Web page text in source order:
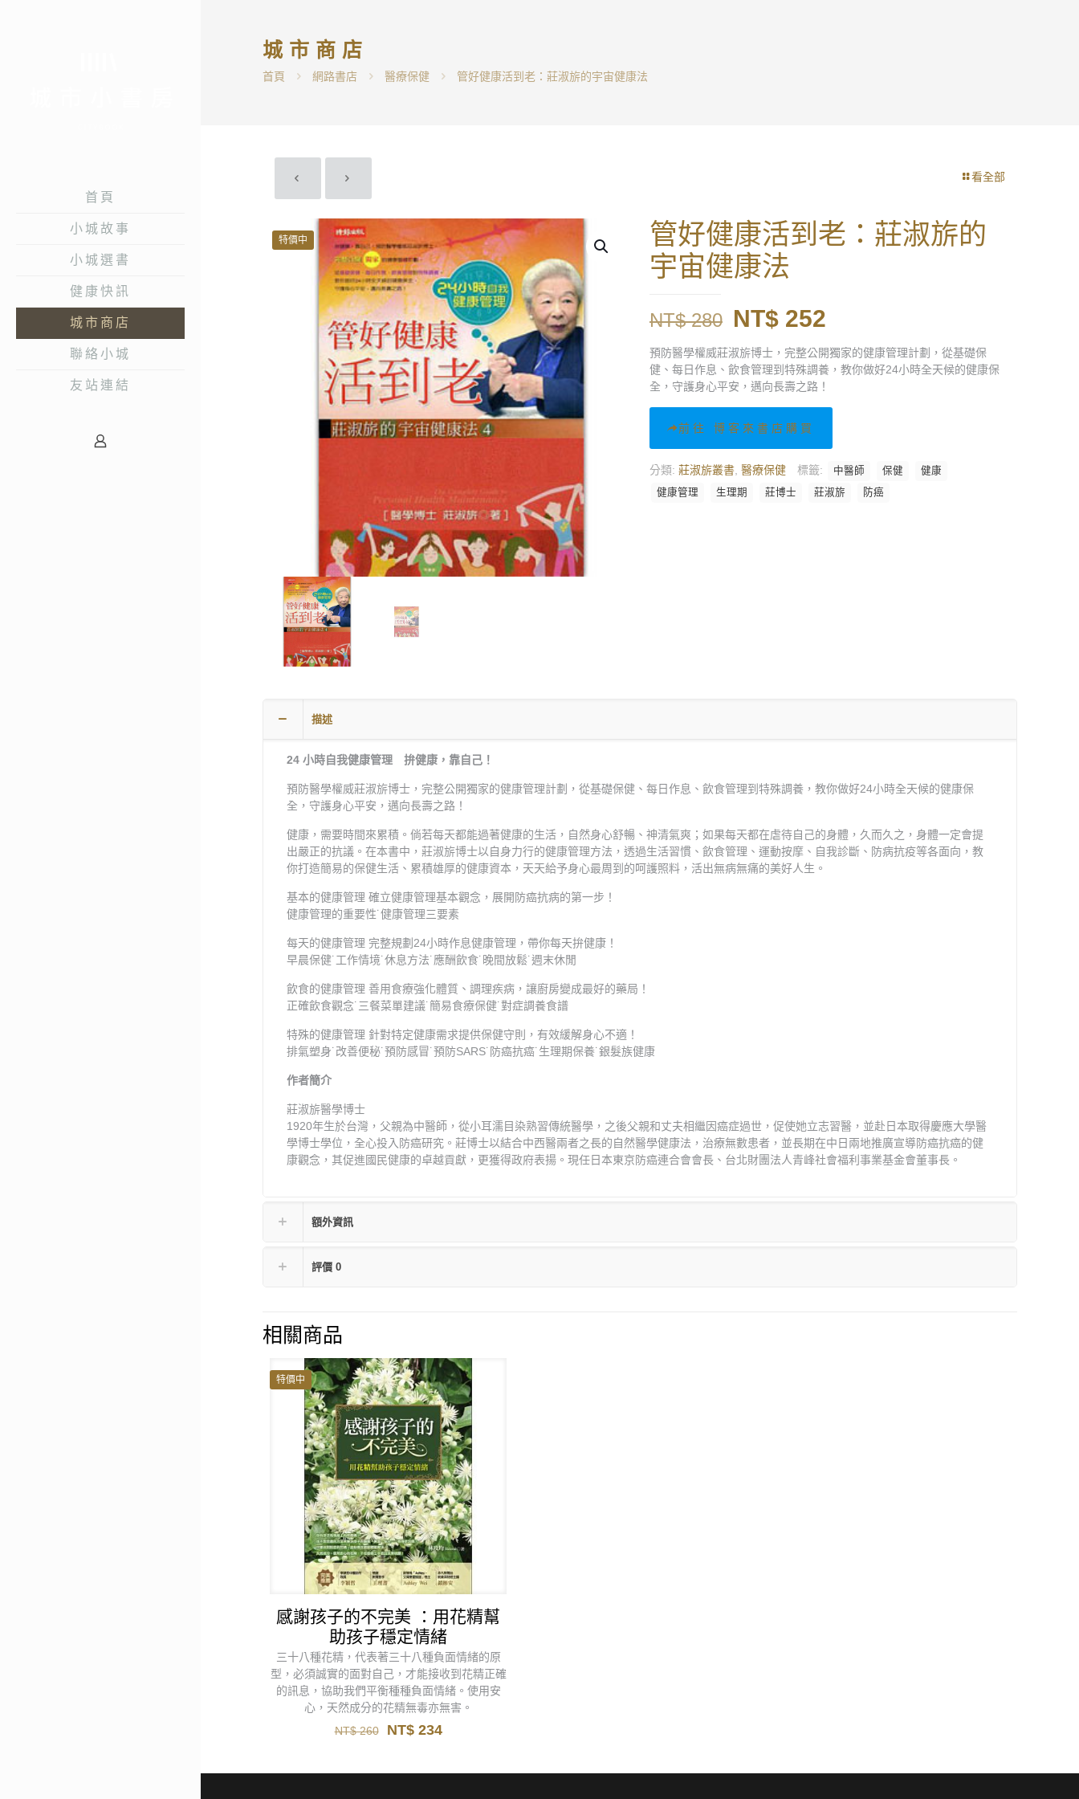
首頁
小城故事
小城選書
健康快訊
城市商店
聯絡小城
友站連結
城市商店
首頁 網路書店 醫療保健 管好健康活到老：莊淑旂的宇宙健康法
看全部
特價中
管好健康活到老：莊淑旂的
宇宙健康法
NT$280 原
始
價
格：
NT$ 280。
NT$ 252
前
價
NT$ 252。
預防醫學權威莊淑旂博士，完整公開獨家的健康管理計劃，從基礎保
健、每日作息、飲食管理到特殊調養，教你做好24小時全天候的健康保
全，守護身心平安，邁向長壽之路！
前往 博客來書店購買
分類: 莊淑旂叢書 醫療保健 標籤: 中醫師 保健
健康
健康管理
生理期 莊博士 莊淑旂 防癌
描述
24 小時自我健康管理 拚健康，靠自己！
預防醫學權威莊淑旂博士，完整公開獨家的健康管理計劃，從基礎保健、每日作息、飲食管理到特殊調養，教你做好24小時全天候的健康保
全，守護身心平安，邁向長壽之路！
健康，需要時間來累積。倘若每天都能過著健康的生活，自然身心舒暢、神清氣爽；如果每天都在虐待自己的身體，久而久之，身體一定會提
出嚴正的抗議。在本書中，莊淑旂博士以自身力行的健康管理方法，透過生活習慣、飲食管理、運動按摩、自我診斷、防病抗疫等各面向，教
你打造簡易的保健生活、累積雄厚的健康資本，天天給予身心最周到的呵護照料，活出無病無痛的美好人生。
基本的健康管理 確立健康管理基本觀念，展開防癌抗病的第一步！
健康管理的重要性˙健康管理三要素
每天的健康管理 完整規劃24小時作息健康管理，帶你每天拚健康！
早晨保健˙工作情境˙休息方法˙應酬飲食˙晚間放鬆˙週末休閒
飲食的健康管理 善用食療強化體質、調理疾病，讓廚房變成最好的藥局！
正確飲食觀念˙三餐菜單建議˙簡易食療保健˙對症調養食譜
特殊的健康管理 針對特定健康需求提供保健守則，有效緩解身心不適！
排氣塑身˙改善便秘˙預防感冒˙預防SARS˙防癌抗癌˙生理期保養˙銀髮族健康
作者簡介
莊淑旂醫學博士
1920年生於台灣，父親為中醫師，從小耳濡目染熟習傳統醫學，之後父親和丈夫相繼因癌症過世，促使她立志習醫，並赴日本取得慶應大學醫
學博士學位，全心投入防癌研究。莊博士以結合中西醫兩者之長的自然醫學健康法，治療無數患者，並長期在中日兩地推廣宣導防癌抗癌的健
康觀念，其促進國民健康的卓越貢獻，更獲得政府表揚。現任日本東京防癌連合會會長、台北財團法人青峰社會福利事業基金會董事長。
額外資訊
評價 0
相關商品
特價中
感謝孩子的不完美 ：用花精幫
助孩子穩定情緒
三十八種花精，代表著三十八種負面情緒的原
型，必須誠實的面對自己，才能接收到花精正確
的訊息，協助我們平衡種種負面情緒。使用安
心，天然成分的花精無毒亦無害。
NT$260
原
NT$234目